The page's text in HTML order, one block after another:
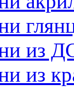
из
из